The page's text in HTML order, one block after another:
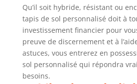
Qu’il soit hybride, résistant ou
tapis de sol personnalisé doit à
investissement financier pour
preuve de discernement et à
astuces, vous entrerez en
sol personnalisé qui répondra
besoins.